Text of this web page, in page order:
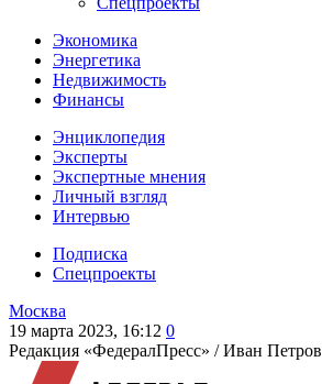
Экономика
Энергетика
Недвижимость
Финансы
Энциклопедия
Эксперты
Экспертные мнения
Личный взгляд
Интервью
Подписка
Спецпроекты
Москва
19 марта 2023, 16:12 0
Редакция «ФедералПресс» /Иван Петров